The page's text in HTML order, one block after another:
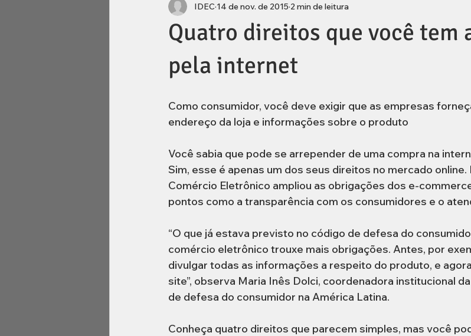
Direito do Consumidor Locações Bolha Imobiliária
inventário
Quatro direitos que você tem
pela internet
IDEC 14 de nov. de 2015 2 min de leitura
Como consumidor, você deve exigir que as empresas
endereço da loja e informações sobre o produto
Você sabia que pode se arrepender de uma compra na
Sim, esse é apenas um dos seus direitos no mercado online.
Comércio Eletrônico ampliou as obrigações dos e-
pontos como a transparência com os consumidores e o
“O que já estava previsto no código de defesa do
comércio eletrônico trouxe mais obrigações. Antes, por
divulgar todas as informações a respeito do produto, e
site”, observa Maria Inês Dolci, coordenadora institucional
de defesa do consumidor na América Latina.
Conheça quatro direitos que parecem simples, mas você